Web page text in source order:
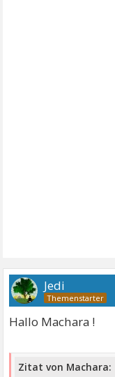
Jedi
Hallo Machara !
Zitat von Machara: